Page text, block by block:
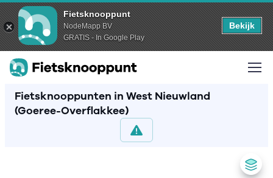
Fietsknooppunt
NodeMapp BV
GRATIS - In Google Play
Bekijk
Fietsknooppunten in West Nieuwland
(Goeree-Overflakkee)